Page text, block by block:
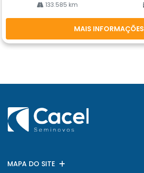
133.585 km
MAIS INFORMAÇÕES
MAPA DO SITE